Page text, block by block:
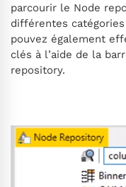
parcourir le Node
différentes
pouvez également
clés à l’aide de la
repository.